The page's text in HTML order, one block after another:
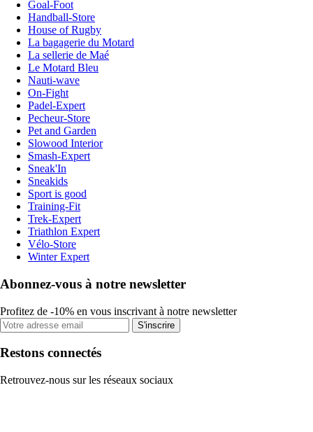
Goal-Foot
Handball-Store
House of Rugby
La bagagerie du Motard
La sellerie de Maé
Le Motard Bleu
Nauti-wave
On-Fight
Padel-Expert
Pecheur-Store
Pet and Garden
Slowood Interior
Smash-Expert
Sneak'In
Sneakids
Sport is good
Training-Fit
Trek-Expert
Triathlon Expert
Vélo-Store
Winter Expert
Abonnez-vous à notre newsletter
Profitez de -10% en vous inscrivant à notre newsletter
S'inscrire
Restons connectés
Retrouvez-nous sur les réseaux sociaux